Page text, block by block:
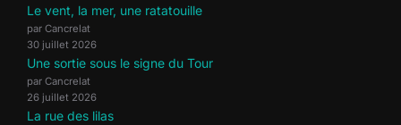
Le vent, la mer, une ratatouille
par Cancrelat
30 juillet 2026
Une sortie sous le signe du Tour
par Cancrelat
26 juillet 2026
La rue des lilas